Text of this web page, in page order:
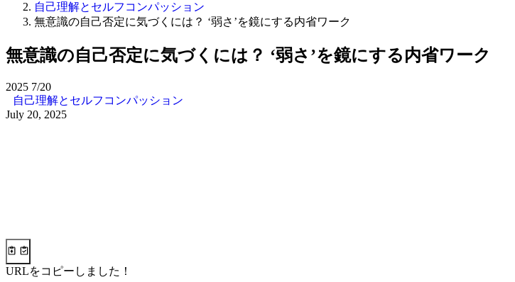
自己理解とセルフコンパッション
無意識の自己否定に気づくには？ ‘弱さ’を鏡にする内省ワーク
無意識の自己否定に気づくには？ ‘弱さ’を鏡にする内省ワーク
2025 7/20
自己理解とセルフコンパッション
July 20, 2025
URLをコピーしました！